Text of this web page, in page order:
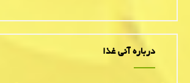
درباره آنی غذا